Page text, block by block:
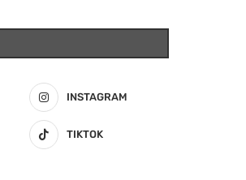
INSTAGRAM
TIKTOK